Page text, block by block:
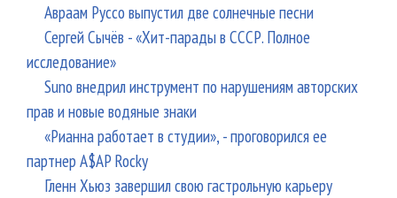
Авраам Руссо выпустил две солнечные песни
Сергей Сычёв - «Хит-парады в СССР. Полное
исследование»
Suno внедрил инструмент по нарушениям авторских
прав и новые водяные знаки
«Рианна работает в студии», - проговорился ее
партнер A$AP Rocky
Гленн Хьюз завершил свою гастрольную карьеру